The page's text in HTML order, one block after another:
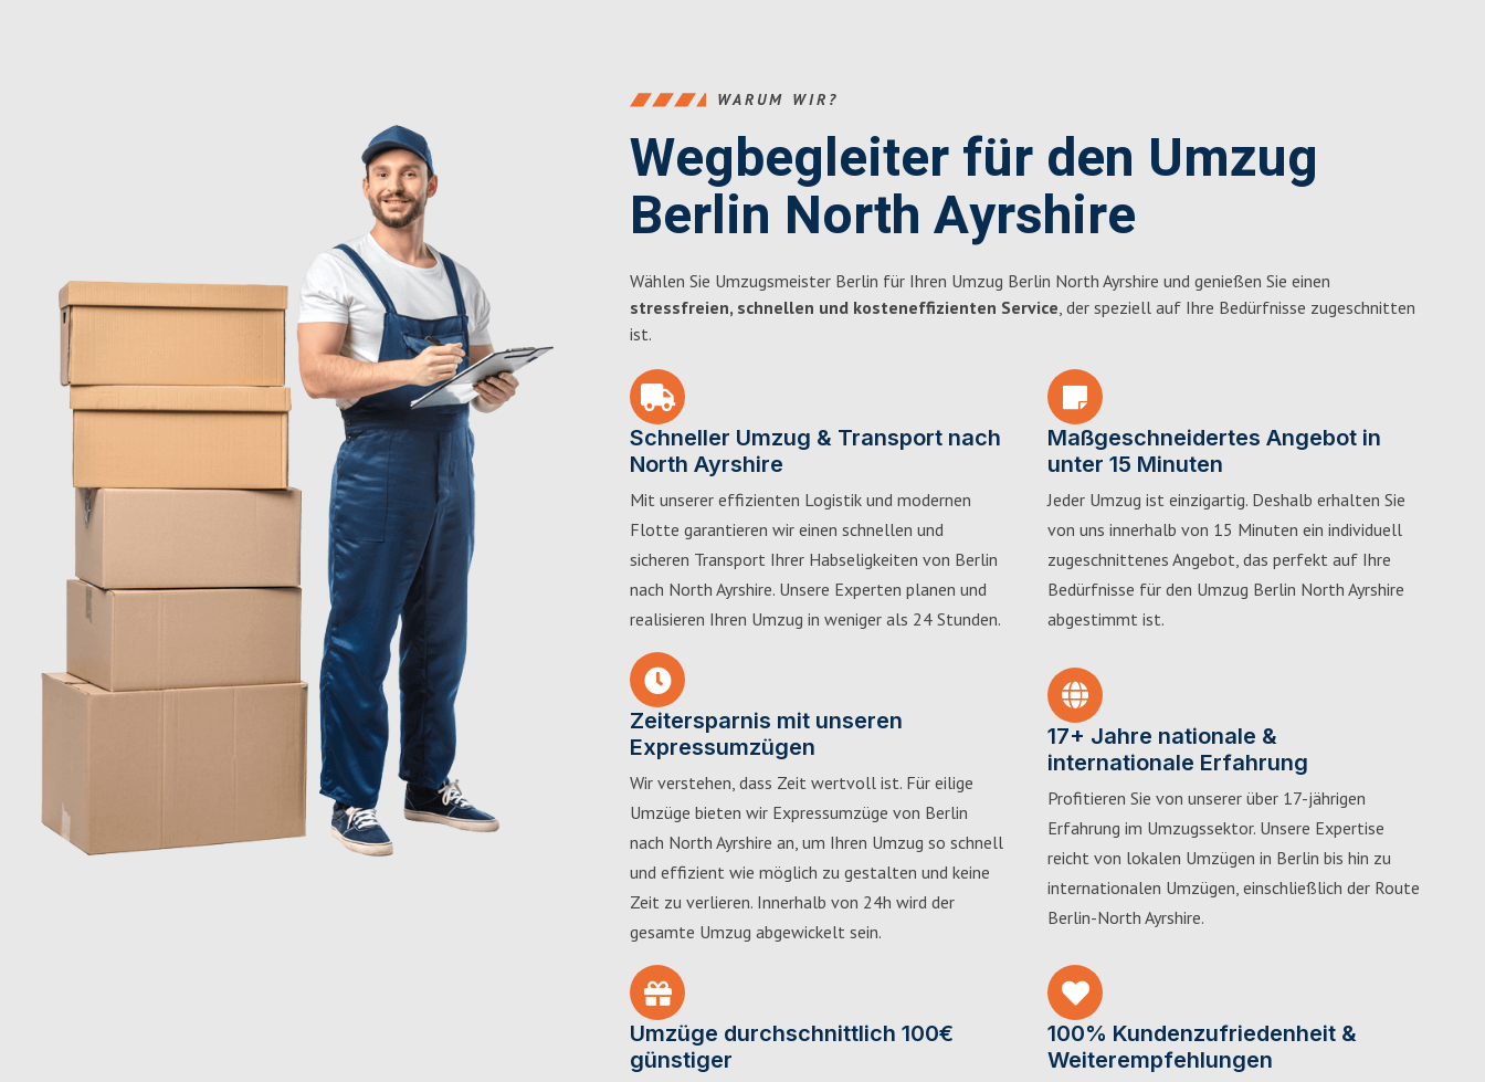
WARUM WIR?
Wegbegleiter für den Umzug
Berlin North Ayrshire
Wählen Sie Umzugsmeister Berlin für Ihren Umzug Berlin North Ayrshire und genießen Sie einen
stressfreien, schnellen und kosteneffizienten Service, der speziell auf Ihre Bedürfnisse zugeschnitten
ist.
Schneller Umzug & Transport nach
North Ayrshire
Mit unserer effizienten Logistik und modernen
Flotte garantieren wir einen schnellen und
sicheren Transport Ihrer Habseligkeiten von Berlin
nach North Ayrshire. Unsere Experten planen und
realisieren Ihren Umzug in weniger als 24 Stunden.
Maßgeschneidertes Angebot in
unter 15 Minuten
Jeder Umzug ist einzigartig. Deshalb erhalten Sie
von uns innerhalb von 15 Minuten ein individuell
zugeschnittenes Angebot, das perfekt auf Ihre
Bedürfnisse für den Umzug Berlin North Ayrshire
abgestimmt ist.
Zeitersparnis mit unseren
Expressumzügen
Wir verstehen, dass Zeit wertvoll ist. Für eilige
Umzüge bieten wir Expressumzüge von Berlin
nach North Ayrshire an, um Ihren Umzug so schnell
und effizient wie möglich zu gestalten und keine
Zeit zu verlieren. Innerhalb von 24h wird der
gesamte Umzug abgewickelt sein.
17+ Jahre nationale &
internationale Erfahrung
Profitieren Sie von unserer über 17-jährigen
Erfahrung im Umzugssektor. Unsere Expertise
reicht von lokalen Umzügen in Berlin bis hin zu
internationalen Umzügen, einschließlich der Route
Berlin-North Ayrshire.
Umzüge durchschnittlich 100€
günstiger
100% Kundenzufriedenheit &
Weiterempfehlungen